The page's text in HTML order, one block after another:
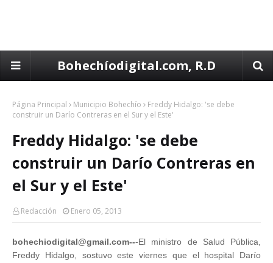
Bohechíodigital.com, R.D
Página Principal Municipio Bohechío
Freddy Hidalgo: 'se debe
construir un Darío Contreras en el Sur y el Este'
Freddy Hidalgo: 'se debe
construir un Darío Contreras en
el Sur y el Este'
Redacción Enero 05, 2013
bohechiodigital@gmail.com---El ministro de Salud Pública,
Freddy Hidalgo, sostuvo este viernes que el hospital Darío